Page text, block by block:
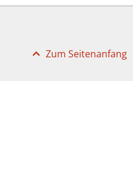
Zum Seitenanfang